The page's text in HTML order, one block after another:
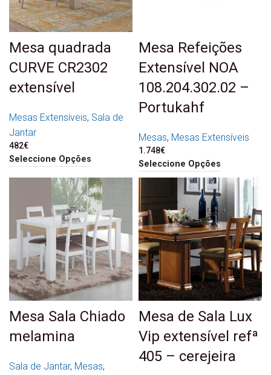
Mesa quadrada
CURVE CR2302
extensível
Mesas Extensíveis, Sala de
Jantar
482€
Seleccione Opções
Mesa Refeições
Extensível NOA
108.204.302.02 –
Portukahf
Mesas, Mesas Extensíveis
1.748€
Seleccione Opções
Mesa Sala Chiado
melamina
Sala de Jantar, Mesas,
Mesa de Sala Lux
Vip extensível refª
405 – cerejeira